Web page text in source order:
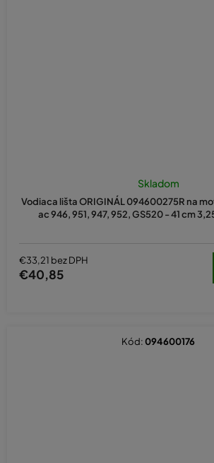
Vodiaca lišta ORIGINÁL 094600275R na
ac 946, 951, 947, 952, GS520 - 41 cm
hodnotenie
je
5,0
Skladom
€33,21 bez DPH
€40,85
Kód:094600176